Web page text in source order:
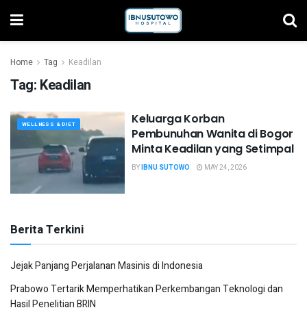
Home Tag Keadilan
Tag: Keadilan
WELLNESS & DIET
Keluarga Korban
Pembunuhan Wanita di Bogor
Minta Keadilan yang Setimpal
BYIBNU SUTOWO MAY 24, 2026
Berita Terkini
Jejak Panjang Perjalanan Masinis di Indonesia
Prabowo Tertarik Memperhatikan Perkembangan Teknologi dan
Hasil Penelitian BRIN